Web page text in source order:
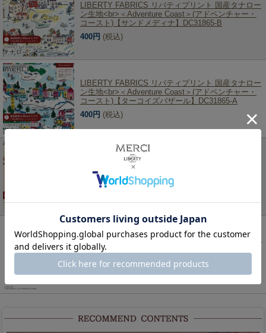
LIBERTY FABRICS リバティプリント 国産タナロー
ン生地<br>＜Adventure Coast＞(アドベンチャー・
コースト)【サンドメディナ】DC31865-B
400円 (税込)
LIBERTY FABRICS リバティプリント 国産タナロー
ン生地<br>＜Adventure Coast＞(アドベンチャー・
コースト)【ターコイズバザール】DC31865-A
400円 (税込)
LIBERTY FABRICS リバティプリント 国産タナロー
ン生地<br>＜Annie＞(アニー)【グレージュ】
3632005-J25A
マイメロ×チムたん いちご コラボ シール・アイロン
接着両用ワッペン[ステッカー/入園入学/通園通学/ア